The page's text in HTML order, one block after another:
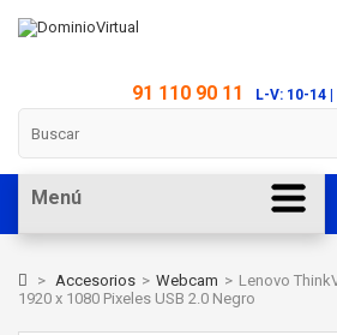
91 110 90 11 L-V: 10-14
Menú
> Accesorios > Webcam > Lenovo
1920 x 1080 Pixeles USB 2.0 Negro